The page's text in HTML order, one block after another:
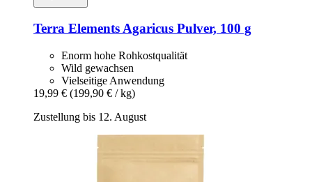
Terra Elements Agaricus Pulver, 100 g
Enorm hohe Rohkostqualität
Wild gewachsen
Vielseitige Anwendung
19,99 € (199,90 € / kg)
Zustellung bis 12. August